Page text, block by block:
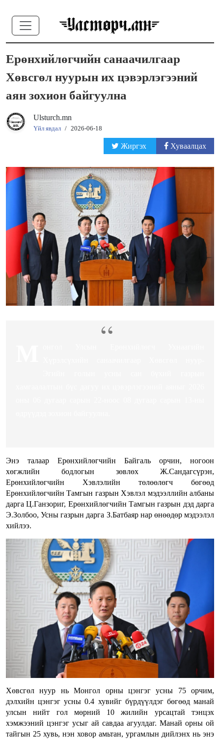
Ерөнхийлөгчийн санаачилгаар
Хөвсгөл нуурын их цэвэрлэгээний
аян зохион байгуулна
Ulsturch.mn
Үйл явдал / 2026-06-18
Жиргэх Хуваалцах
Энэ талаар Ерөнхийлөгчийн Байгаль орчин, ногоон
хөгжлийн бодлогын зөвлөх Ж.Сандагсүрэн,
Ерөнхийлөгчийн Хэвлэлийн төлөөлөгч бөгөөд
Ерөнхийлөгчийн Тамгын газрын Хэвлэл мэдээллийн албаны
дарга Ц.Ганзориг, Ерөнхийлөгчийн Тамгын газрын дэд дарга
Э.Золбоо, Усны газрын дарга З.Батбаяр нар өнөөдөр мэдээлэл
хийлээ.
Хөвсгөл нуур нь Монгол орны цэнгэг усны 75 орчим,
дэлхийн цэнгэг усны 0.4 хувийг бүрдүүлдэг бөгөөд манай
улсын нийт гол мөрний 10 жилийн урсацтай тэнцэх
хэмжээний цэнгэг усыг ай савдаа агуулдаг. Манай орны ой
тайгын 25 хувь, нэн ховор амьтан, ургамлын дийлэнх нь энэ